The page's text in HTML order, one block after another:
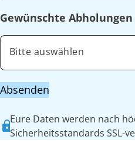
Gewünschte Abholungen
Bitte auswählen
Absenden
Eure Daten werden nach
Sicherheitsstandards SSL-